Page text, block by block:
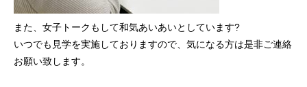
また、女子トークもして和気あいあいとしています?
いつでも見学を実施しておりますので、気になる方は是非ご連絡
お願い致します。